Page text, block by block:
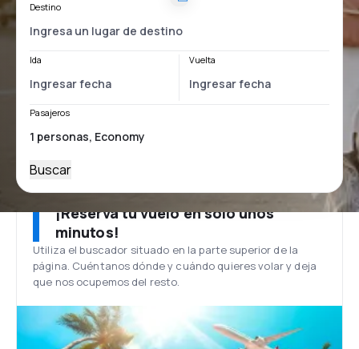
Destino
Ida Vuelta
Pasajeros
Buscar
¡Reserva tu vuelo en solo unos
minutos!
Utiliza el buscador situado en la parte superior de la
página. Cuéntanos dónde y cuándo quieres volar y deja
que nos ocupemos del resto.